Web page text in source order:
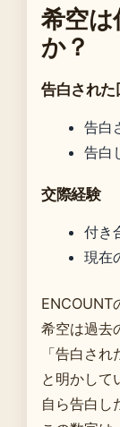
希空
か？
告白された
告白
告白
交際経験
付き
現在
ENCOUNT
希空は過去
「告白さ
と明かして
自ら告白し